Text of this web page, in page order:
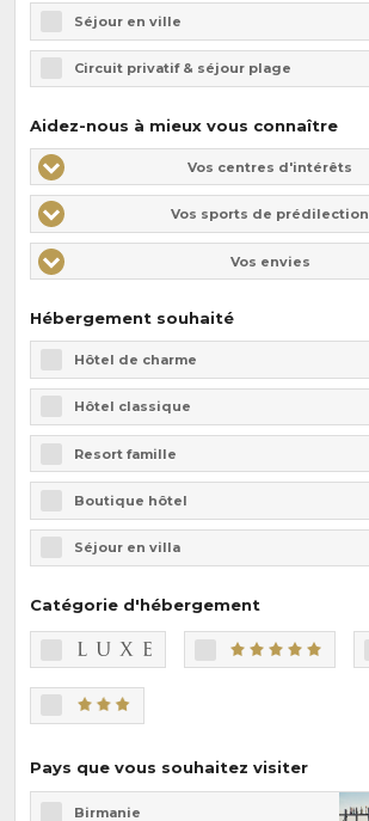
Séjour en ville
Circuit privatif & séjour plage
Aidez-nous à mieux vous connaître
Vos
centres
d'intérêts
Vos centres d'intérêts
Vos
centres
d'intérêts
Vos sports de prédilection
Vos
centres
d'intérêts
Vos envies
Hébergement souhaité
Hôtel de charme
Hôtel classique
Resort famille
Boutique hôtel
Séjour en villa
Catégorie d'hébergement
Pays que vous souhaitez visiter
Birmanie